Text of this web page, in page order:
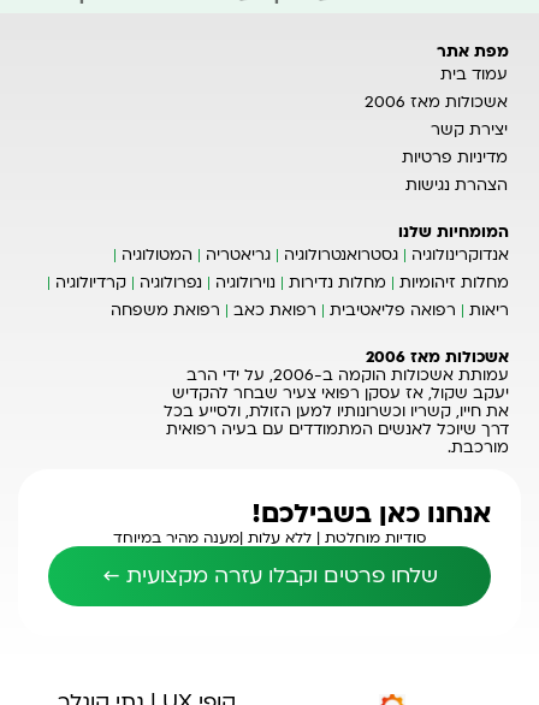
מפת אתר
עמוד בית
אשכולות מאז 2006
יצירת קשר
מדיניות פרטיות
הצהרת נגישות
המומחיות שלנו
אנדוקרינולוגיה
גסטרואנטרולוגיה גריאטריה
המטולוגיה
מחלות זיהומיות
מחלות נדירות נוירולוגיה נפרולוגיה
קרדיולוגיה
ריאות
רפואה פליאטיבית רפואת כאב רפואת משפחה
אשכולות מאז 2006
עמותת אשכולות הוקמה ב-2006, על ידי הרב
יעקב שקול, אז עסקן רפואי צעיר שבחר להקדיש
את חייו, קשריו וכשרונותיו למען הזולת, ולסייע בכל
דרך שיוכל לאנשים המתמודדים עם בעיה רפואית
מורכבת.
אנחנו כאן בשבילכם!
סודיות מוחלטת | ללא עלות |מענה מהיר במיוחד
שלחו פרטים וקבלו עזרה מקצועית ←